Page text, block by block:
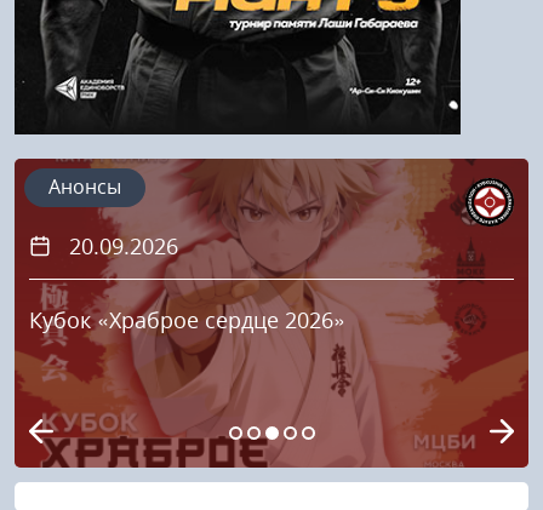
20.09.2026
Кубок «Храброе сердце 2026»
Анонсы